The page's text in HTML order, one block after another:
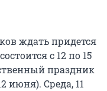
ждать придется
с 12 по 15
праздник
июня). Среда, 11